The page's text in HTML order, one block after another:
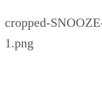
cropped-
1.png